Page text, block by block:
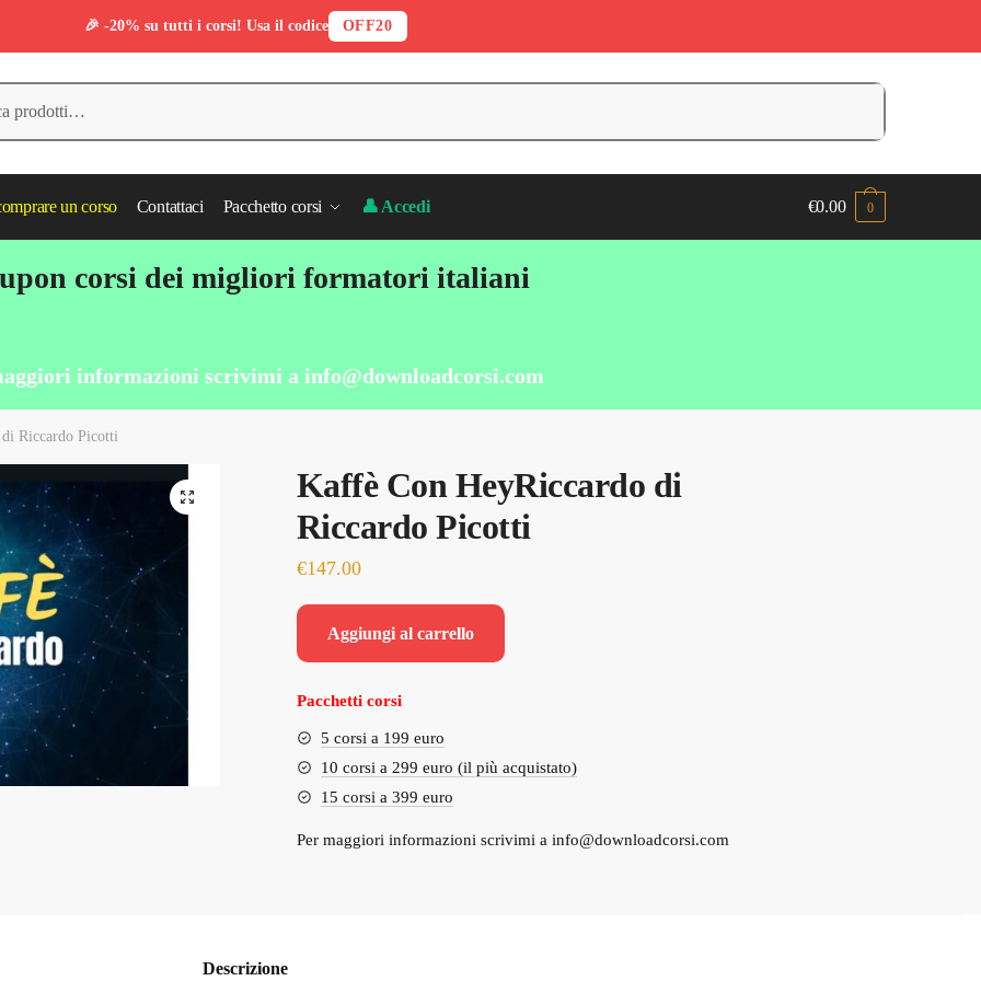
un corso Contattaci Pacchetto corsi 👤 Accedi €0.00 0
corsi dei migliori formatori italiani
informazioni scrivimi a info@downloadcorsi.com
Riccardo Picotti
🔍
Kaffè Con HeyRiccardo di
Riccardo Picotti
€147.00
Aggiungi al carrello
Pacchetti corsi
5 corsi a 199 euro
10 corsi a 299 euro (il più acquistato)
15 corsi a 399 euro
Per maggiori informazioni scrivimi a info@downloadcorsi.com
Descrizione
🎉 -20% su tutti i corsi! Usa il codice OFF20